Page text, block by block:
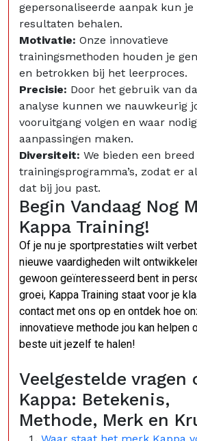
gepersonaliseerde aanpak kun
resultaten behalen.
Motivatie: Onze innovatieve
trainingsmethoden houden je
en betrokken bij het leerproces.
Precisie: Door het gebruik van
analyse kunnen we nauwkeurig
vooruitgang volgen en waar nodig
aanpassingen maken.
Diversiteit: We bieden een
trainingsprogramma’s, zodat er
dat bij jou past.
Begin Vandaag Nog
Kappa Training!
Of je nu je sportprestaties wilt
nieuwe vaardigheden wilt
gewoon geïnteresseerd bent in
groei, Kappa Training staat voor je
contact met ons op en ontdek hoe
innovatieve methode jou kan helpen
beste uit jezelf te halen!
Veelgestelde vragen
Kappa: Betekenis,
Methode, Merk en